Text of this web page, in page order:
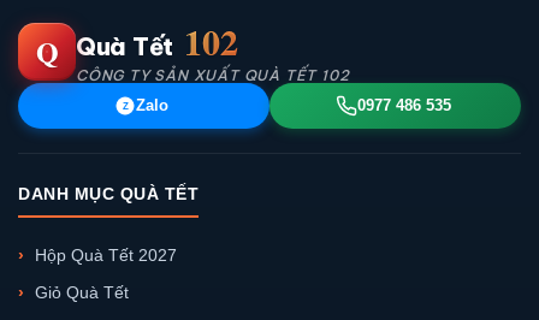
Q Quà Tết 102
CÔNG TY SẢN XUẤT QUÀ TẾT 102
Z Zalo 0977 486 535
DANH MỤC QUÀ TẾT
Hộp Quà Tết 2027
Giỏ Quà Tết